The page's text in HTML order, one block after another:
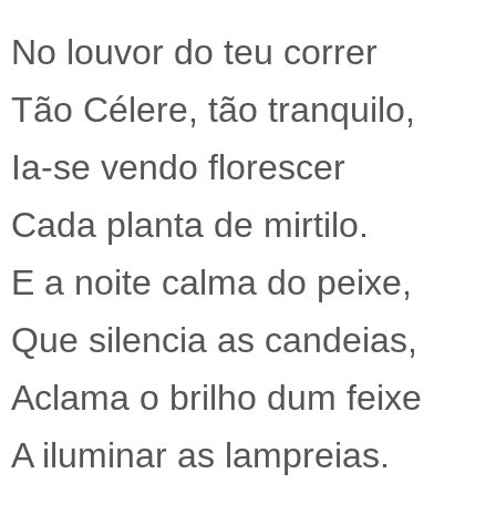
No louvor do teu correr
Tão Célere, tão tranquilo,
Ia-se vendo florescer
Cada planta de mirtilo.
E a noite calma do peixe,
Que silencia as candeias,
Aclama o brilho dum feixe
A iluminar as lampreias.